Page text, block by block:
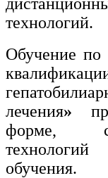
виды
и
дело
системах
технологий.
Обучение по
лечения»
форме, с
обучения.